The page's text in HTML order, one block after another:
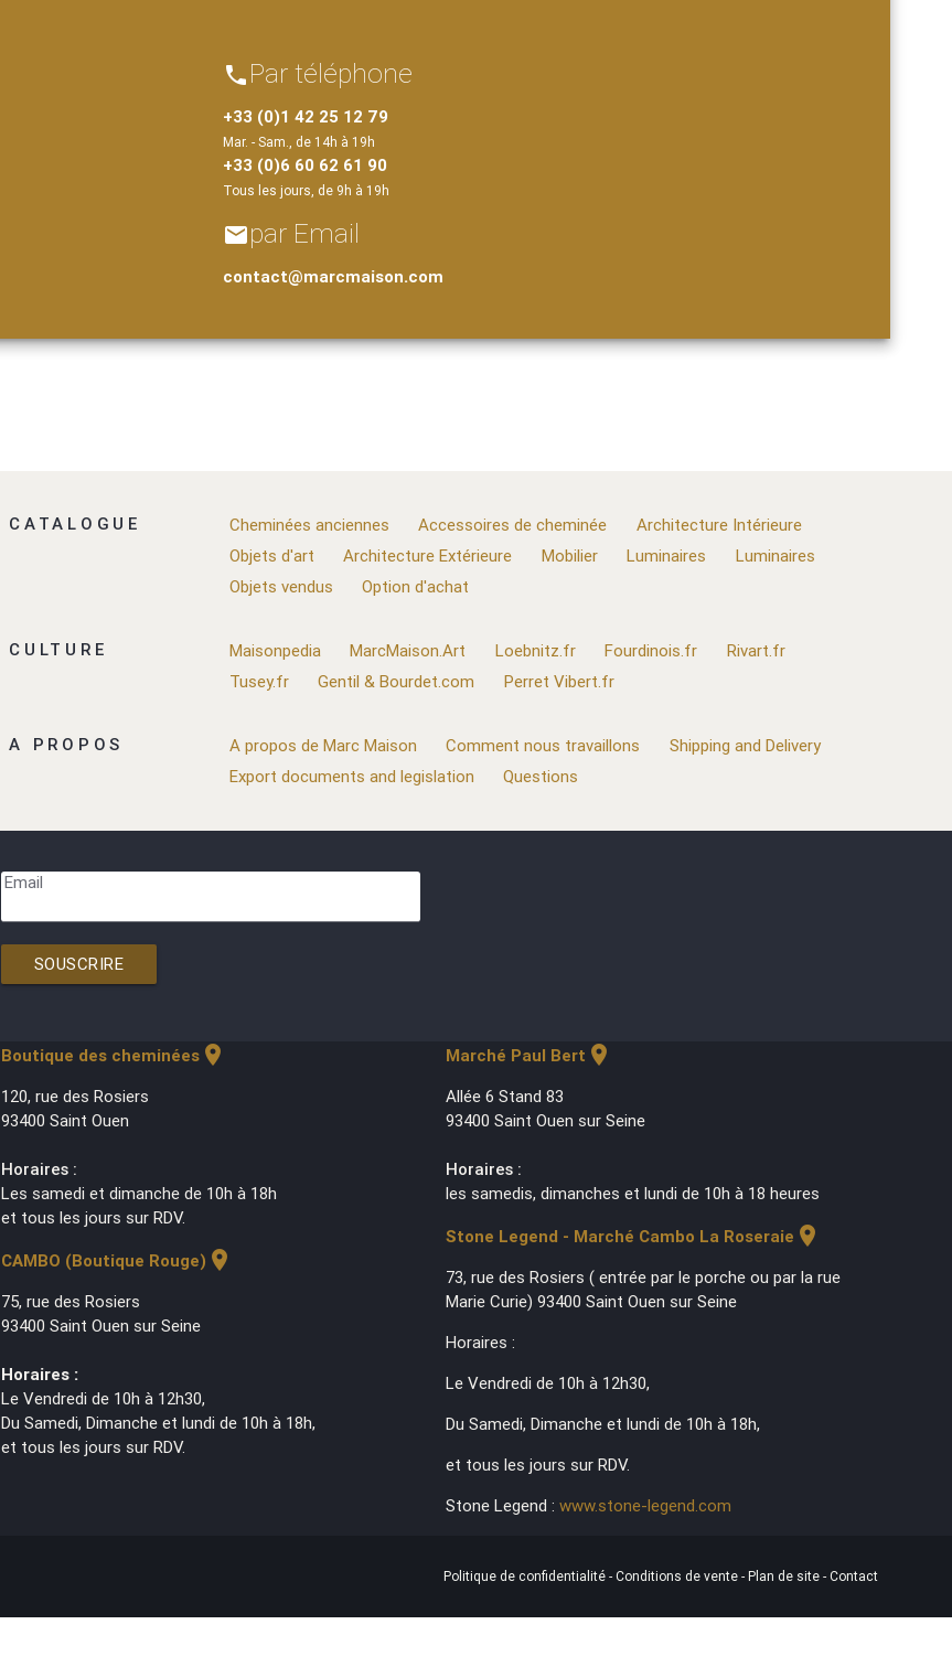
phone Par téléphone
+33 (0)1 42 25 12 79
Mar. - Sam., de 14h à 19h
+33 (0)6 60 62 61 90
Tous les jours, de 9h à 19h
emailpar Email
contact@marcmaison.com
CATALOGUE Cheminées anciennes Accessoires de cheminée
Architecture Intérieure
Objets d'art
Architecture Extérieure Mobilier Luminaires
Luminaires
Objets vendus
Option d'achat
CULTURE Maisonpedia MarcMaison.Art Loebnitz.fr Fourdinois.fr
Rivart.fr
Tusey.fr
Gentil & Bourdet.com Perret Vibert.fr
A PROPOS A propos de Marc Maison Comment nous travaillons
Shipping and Delivery
Export documents and legislation
Questions
Email
SOUSCRIRE
Boutique des cheminéeslocation_on
120, rue des Rosiers
93400 Saint Ouen
Horaires :
Les samedi et dimanche de 10h à 18h
et tous les jours sur RDV.
CAMBO (Boutique Rouge) location_on
75, rue des Rosiers
93400 Saint Ouen sur Seine
Horaires :
Le Vendredi de 10h à 12h30,
Du Samedi, Dimanche et lundi de 10h à 18h,
et tous les jours sur RDV.
Marché Paul Bert location_on
Allée 6 Stand 83
93400 Saint Ouen sur Seine
Horaires :
les samedis, dimanches et lundi de 10h à 18 heures
Stone Legend - Marché Cambo La Roseraie location_on
73, rue des Rosiers ( entrée par le porche ou par la rue
Marie Curie) 93400 Saint Ouen sur Seine
Horaires :
Le Vendredi de 10h à 12h30,
Du Samedi, Dimanche et lundi de 10h à 18h,
et tous les jours sur RDV.
Stone Legend : www.stone-legend.com
Politique de confidentialité - Conditions de vente - Plan de site - Contact